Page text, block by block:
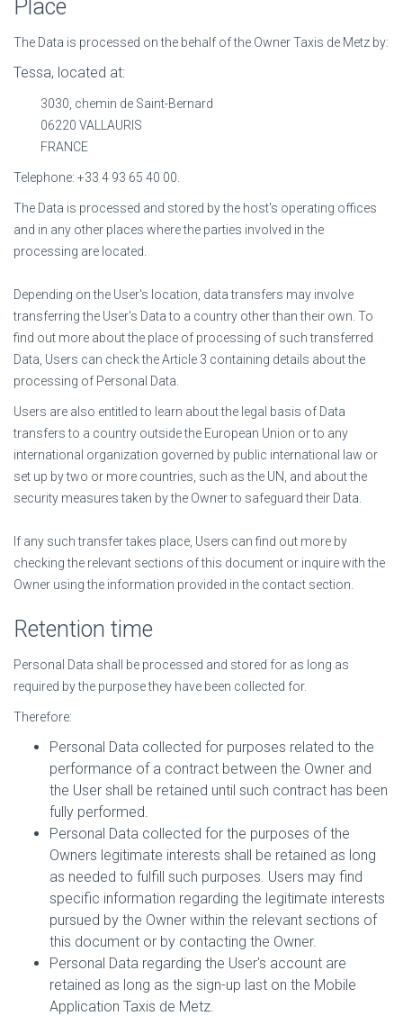
Place
The Data is processed on the behalf of the OwnerTaxis de Metz by:
Tessa, located at:
3030, chemin de Saint-Bernard
06220 VALLAURIS
FRANCE
Telephone: +33 4 93 65 40 00.
The Data is processed and stored by the host's operating offices
and in any other places where the parties involved in the
processing are located.
Depending on the User's location, data transfers may involve
transferring the User's Data to a country other than their own. To
find out more about the place of processing of such transferred
Data, Users can check the Article 3 containing details about the
processing of Personal Data.
Users are also entitled to learn about the legal basis of Data
transfers to a country outside the European Union or to any
international organization governed by public international law or
set up by two or more countries, such as the UN, and about the
security measures taken by the Owner to safeguard their Data.
If any such transfer takes place, Users can find out more by
checking the relevant sections of this document or inquire with the
Owner using the information provided in the contact section.
Retention time
Personal Data shall be processed and stored for as long as
required by the purpose they have been collected for.
Therefore:
Personal Data collected for purposes related to the
performance of a contract between the Owner and
the User shall be retained until such contract has been
fully performed.
Personal Data collected for the purposes of the
Owners legitimate interests shall be retained as long
as needed to fulfill such purposes. Users may find
specific information regarding the legitimate interests
pursued by the Owner within the relevant sections of
this document or by contacting the Owner.
Personal Data regarding the User's account are
retained as long as the sign-up last on the Mobile
Application Taxis de Metz.